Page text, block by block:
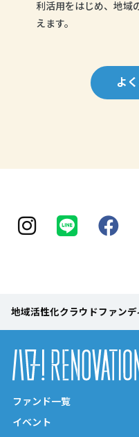
利活用をはじめ、地域
えます。
よ
地域活性化クラウドファンデ
ファンド一覧
イベント